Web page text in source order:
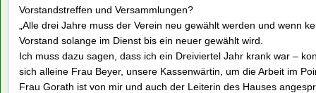
Vorstandstreffen und Versammlungen?
„Alle drei Jahre muss der Verein neu gewählt werden und wenn
Vorstand solange im Dienst bis ein neuer gewählt wird.
Ich muss dazu sagen, dass ich ein Dreiviertel Jahr krank war –
sich alleine Frau Beyer, unsere Kassenwärtin, um die Arbeit im
Frau Gorath ist von mir und auch der Leiterin des Hauses